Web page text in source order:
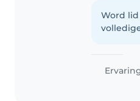
op
geduldig,
Word